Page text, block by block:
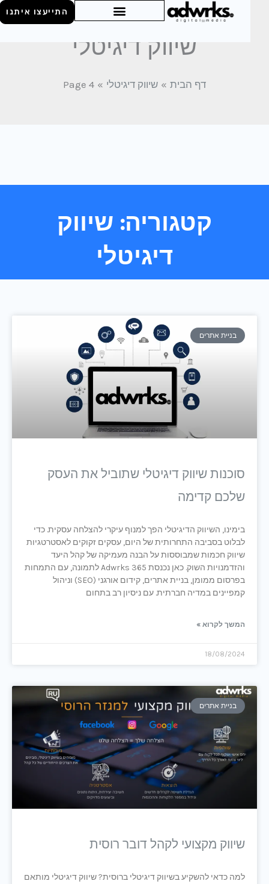
התייעצו איתנו
שיווק דיגיטלי
דף הבית שיווק דיגיטלי Page 4
קטגוריה: שיווק
דיגיטלי
בניית אתרים
סוכנות שיווק דיגיטלי שתוביל את העסק
שלכם קדימה
בימינו, השיווק הדיגיטלי הפך למנוף עיקרי להצלחה עסקית. כדי
לבלוט בסביבה התחרותית של היום, עסקים זקוקים לאסטרטגיות
שיווק חכמות שמבוססות על הבנה מעמיקה של קהל היעד
והזדמנויות השוק. כאן נכנסת Adwrks 365 לתמונה, עם התמחות
בפרסום ממומן, בניית אתרים, קידום אורגני (SEO) וניהול
קמפיינים במדיה חברתית. עם ניסיון רב בתחום
המשך לקרוא »
18/08/2024
בניית אתרים
שיווק מקצועי לקהל דובר רוסית
למה כדאי להשקיע בשיווק דיגיטלי ברוסית? שיווק דיגיטלי מותאם
עמודעמודעמודעמודעמוד